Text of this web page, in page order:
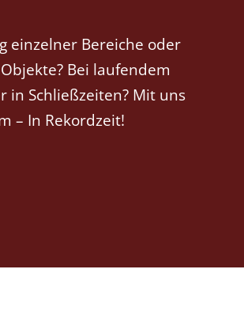
einzelner Bereiche oder
Bei laufendem
in Schließzeiten? Mit uns
– In Rekordzeit!